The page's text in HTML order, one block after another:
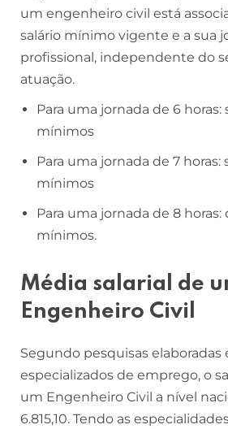
um engenheiro civil está
salário mínimo vigente e a sua
profissional, independente do
atuação.
Para uma jornada de 6 horas:
mínimos
Para uma jornada de 7 horas:
mínimos
Para uma jornada de 8 horas:
mínimos.
Média salarial de
Engenheiro Civil
Segundo pesquisas elaboradas
especializados de emprego, o
um Engenheiro Civil a nível
6.815,10. Tendo as